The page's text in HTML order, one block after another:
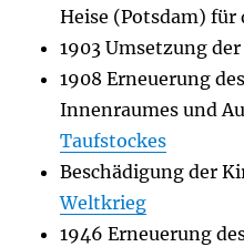
Heise (Potsdam)
1903 Umsetzung
1908 Erneuerung
Innenraumes und
Taufstockes
Beschädigung der
Weltkrieg
1946 Erneuerung